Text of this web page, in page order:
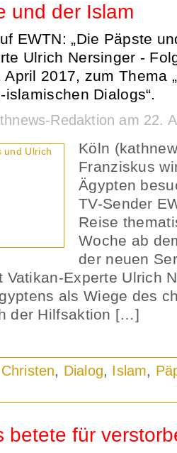
und der Islam
EWTN: „Die Päpste
Ulrich Nersinger -
April 2017, zum Thema
Dialogs“.
Redaktion am 22.
Köln
Franziskus
Ägypten
TV-Sender
Reise
Woche ab
der neuen
Vatikan-Experte Ulrich
als Wiege des
der Hilfsaktion […]
Christen, Dialog, Islam,
betete für